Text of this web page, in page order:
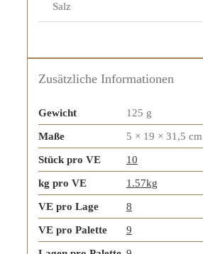
Salz
Zusätzliche Informationen
Gewicht 125 g
Maße 5 × 19 × 31,5 cm
Stück pro VE 10
kg pro VE 1.57kg
VE pro Lage 8
VE pro Palette 9